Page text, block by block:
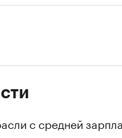
с средней